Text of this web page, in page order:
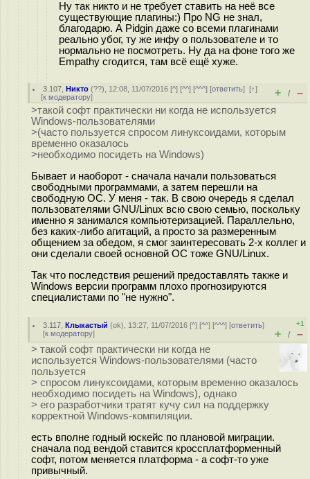
Ну так никто и не требует ставить на неё все
существующие плагины:) Про NG не знал,
благодарю. А Pidgin даже со всеми плагинами
реально убог, ту же инфу о пользователе и то
нормально не посмотреть. Ну да на фоне того же
Empathy сгодится, там всё ещё хуже.
3.107 ,Никто (??), 12:08, 11/07/2016 [^] [^^] [^^^] [ответить][↑]
[к модератору] + / –
>такой софт практически ни когда не используется
Windows-пользователями
>(часто пользуется спросом линуксоидами, которым
временно оказалось
>необходимо посидеть на Windows)
Бывает и наоборот - сначала начали пользоваться
свободными программами, а затем перешли на
свободную ОС. У меня - так. В свою очередь я сделал
пользователями GNU/Linux всю свою семью, поскольку
именно я занимался компьютеризацией. Параллельно,
без каких-либо агитаций, а просто за размеренным
общением за обедом, я смог заинтересовать 2-х коллег и
они сделали своей основной ОС тоже GNU/Linux.
Так что последствия решений предоставлять также и
Windows версии программ плохо прогнозируются
специалистами по "не нужно".
3.117 ,Клыкастый (ok), 13:27, 11/07/2016 [^] [^^] [^^^] [ответить]
[к модератору]
+1
+ / –
> такой софт практически ни когда не
используется Windows-пользователями (часто
пользуется
> спросом линуксоидами, которым временно оказалось
необходимо посидеть на Windows), однако
> его разработчики тратят кучу сил на поддержку
корректной Windows-компиляции.
есть вполне годный юскейс по плановой миграции.
сначала под вендой ставится кроссплатформенный
софт, потом меняется платформа - а софт-то уже
привычный.